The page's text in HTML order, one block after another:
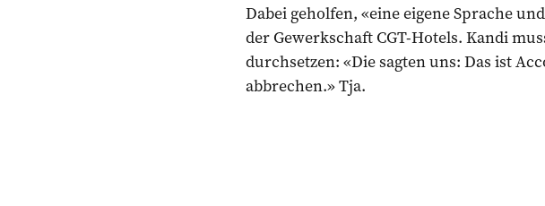
Dabei geholfen, «eine eigene Sprache
der Gewerkschaft CGT-Hotels. Kandi
durchsetzen: «Die sagten uns: Das ist
abbrechen.» Tja.